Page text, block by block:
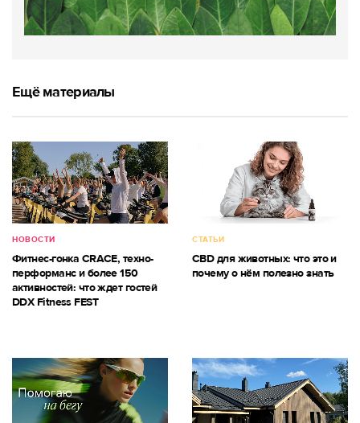
Ещё материалы
НОВОСТИ
Фитнес-гонка CRACE, техно-
перформанс и более 150
активностей: что ждет гостей
DDX Fitness FEST
СТАТЬИ
CBD для животных: что это и
почему о нём полезно знать